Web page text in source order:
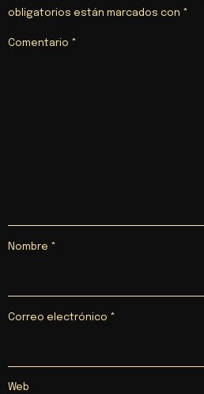
obligatorios están marcados con *
Comentario *
Nombre *
Correo electrónico *
Web